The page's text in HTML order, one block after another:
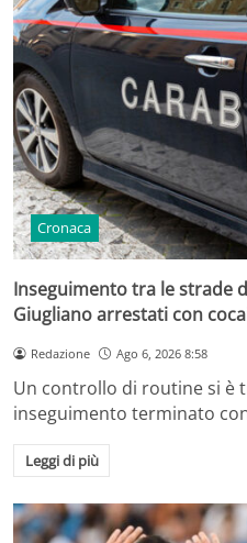
Cronaca
Inseguimento tra le strade
Giugliano arrestati con
Redazione Ago 6, 2026 8:58
Un controllo di routine si è
inseguimento terminato
Leggi di più